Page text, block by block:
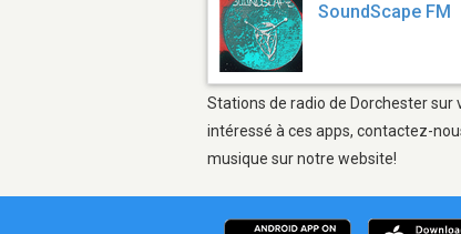
SoundScape FM
Stations de radio de Dorchester sur
intéressé à ces apps, contactez-
musique sur notre website!